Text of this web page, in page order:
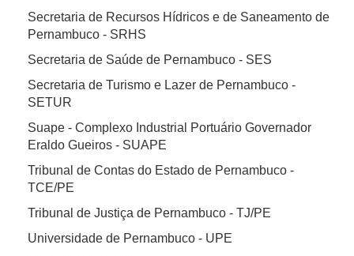
Secretaria de Recursos Hídricos e de Saneamento de
Pernambuco - SRHS
Secretaria de Saúde de Pernambuco - SES
Secretaria de Turismo e Lazer de Pernambuco -
SETUR
Suape - Complexo Industrial Portuário Governador
Eraldo Gueiros - SUAPE
Tribunal de Contas do Estado de Pernambuco -
TCE/PE
Tribunal de Justiça de Pernambuco - TJ/PE
Universidade de Pernambuco - UPE